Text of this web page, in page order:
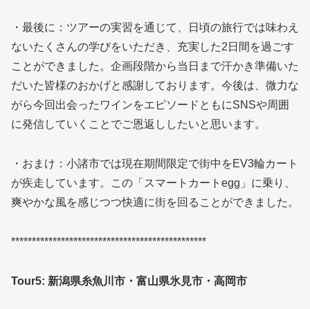
・最後に：ツアーの実習を通じて、日頃の旅行では味わえ
ないたくさんの学びをいただき、充実した2日間を過ごす
ことができました。企画段階から当日まで汗かき準備いた
だいた皆様のおかげと感謝しております。今後は、微力な
がら今回出会ったワインをエピソードともにSNSや周囲
に発信していくことでご恩返ししたいと思います。
・おまけ：小諸市では現在期間限定で街中をEV3輪カート
が疾走しています。この「スマートカートegg」に乗り、
爽やかな風を感じつつ快適に街を回ることができました。
***********************************************
Tour5: 新潟県糸魚川市・富山県氷見市・高岡市